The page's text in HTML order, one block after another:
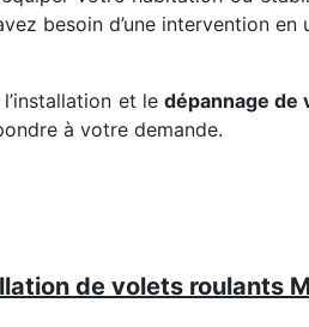
besoin d’une intervention en
l’installation et ledépannage de
à votre demande.
de volets roulants